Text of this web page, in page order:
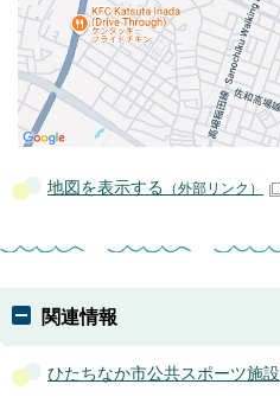
地図を表示する （外部リンク）
関連情報
ひたちなか市公共スポーツ施設